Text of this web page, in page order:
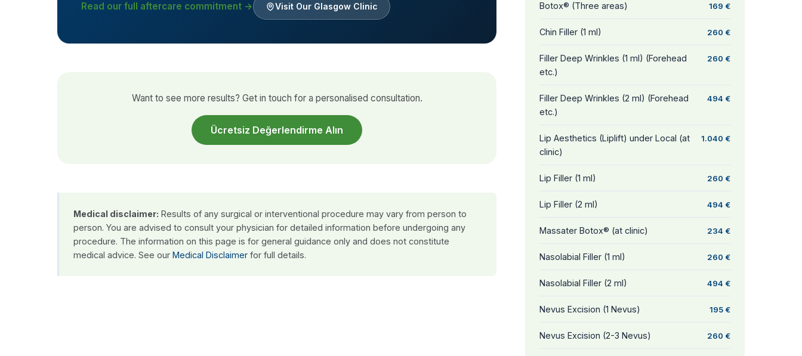
Read our full aftercare commitment → Visit Our Glasgow Clinic
Want to see more results? Get in touch for a personalised consultation.
Ücretsiz Değerlendirme Alın
Medical disclaimer: Results of any surgical or interventional procedure may vary from person to
person. You are advised to consult your physician for detailed information before undergoing any
procedure. The information on this page is for general guidance only and does not constitute
medical advice. See our Medical Disclaimer for full details.
Botox® (Three areas) 169 €
Chin Filler (1 ml) 260 €
Filler Deep Wrinkles (1 ml) (Forehead
etc.)
260 €
Filler Deep Wrinkles (2 ml) (Forehead
etc.)
494 €
Lip Aesthetics (Liplift) under Local (at
clinic)
1.040 €
Lip Filler (1 ml) 260 €
Lip Filler (2 ml) 494 €
Massater Botox® (at clinic) 234 €
Nasolabial Filler (1 ml) 260 €
Nasolabial Filler (2 ml) 494 €
Nevus Excision (1 Nevus) 195 €
Nevus Excision (2-3 Nevus) 260 €